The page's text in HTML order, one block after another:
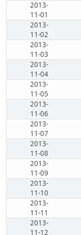
2013-
11-01
2013-
11-02
2013-
11-03
2013-
11-04
2013-
11-05
2013-
11-06
2013-
11-07
2013-
11-08
2013-
11-09
2013-
11-10
2013-
11-11
2013-
11-12